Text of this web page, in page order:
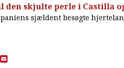
den skjulte perle i Castilla
sjældent besøgte